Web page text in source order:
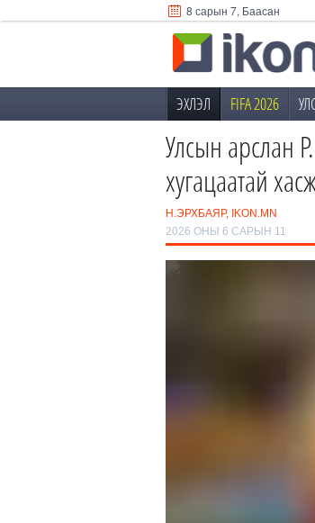
8 сарын 7, Баасан
ЭХЛЭЛ FIFA 2026
Улсын арслан
хугацаатай
Н.ЭРХБАЯР, IKON.MN
2026 ОНЫ 6 САРЫН 11